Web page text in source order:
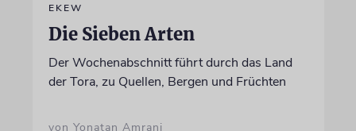
EKEW
Die Sieben Arten
Der Wochenabschnitt führt durch das Land
der Tora, zu Quellen, Bergen und Früchten
von Yonatan Amrani